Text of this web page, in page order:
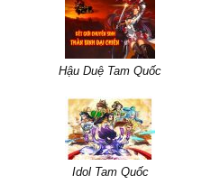
Hậu Duệ Tam Quốc
Idol Tam Quốc